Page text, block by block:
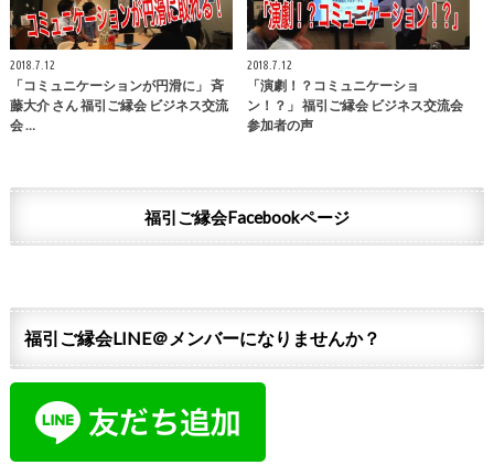
2018.7.12
「コミュニケーションが円滑に」 斉
藤大介 さん 福引ご縁会 ビジネス交流
会 …
2018.7.12
「演劇！？コミュニケーショ
ン！？」 福引ご縁会 ビジネス交流会
参加者の声
福引ご縁会Facebookページ
福引ご縁会LINE＠メンバーになりませんか？